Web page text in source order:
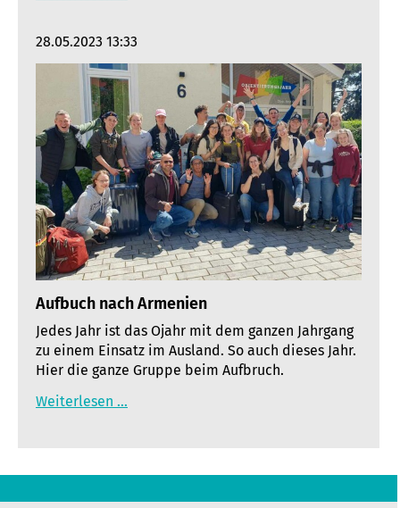
28.05.2023 13:33
Aufbuch nach Armenien
Jedes Jahr ist das Ojahr mit dem ganzen Jahrgang
zu einem Einsatz im Ausland. So auch dieses Jahr.
Hier die ganze Gruppe beim Aufbruch.
Weiterlesen …